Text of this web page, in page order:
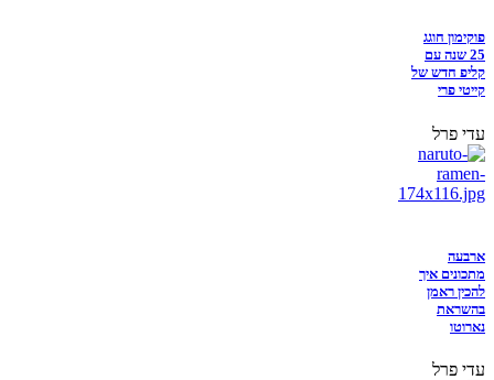
פוקימון חוגג
25 שנה עם
קליפ חדש של
קייטי פרי
עדי פרל
ארבעה
מתכונים איך
להכין ראמן
בהשראת
נארוטו
עדי פרל